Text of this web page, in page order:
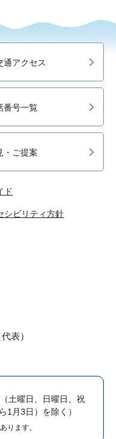
通アクセス
番号一覧
・ご提案
ド
シビリティ方針
表）
（土曜日、日曜日、祝
1月3日）を除く）
ります。